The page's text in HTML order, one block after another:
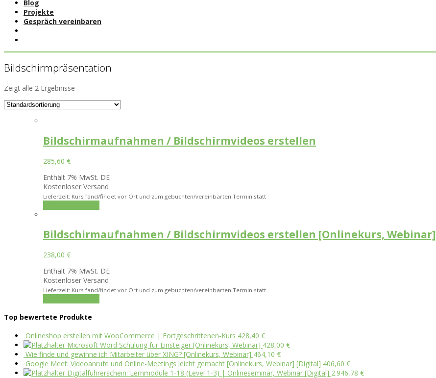
Blog
Projekte
Gespräch vereinbaren
Bildschirmpräsentation
Zeigt alle 2 Ergebnisse
Bildschirmaufnahmen / Bildschirmvideos erstellen
285,60 €
Enthält 7% MwSt. DE
Kostenloser Versand
Lieferzeit: Kurs fand/findet vor Ort und zum gebuchten/vereinbarten Termin statt
Bildschirmaufnahmen / Bildschirmvideos erstellen [Onlinekurs, Webinar]
238,00 €
Enthält 7% MwSt. DE
Kostenloser Versand
Lieferzeit: Kurs fand/findet vor Ort und zum gebuchten/vereinbarten Termin statt
Top bewertete Produkte
Onlineshop erstellen mit WooCommerce | Fortgeschrittenen-Kurs 428,40 €
Microsoft Word Schulung für Einsteiger [Onlinekurs, Webinar] 428,00 €
Wie finde und gewinne ich Mitarbeiter über XING? [Onlinekurs, Webinar] 464,10 €
Google Meet: Videoanrufe und Online-Meetings leicht gemacht [Onlinekurs, Webinar] [Digital] 406,60 €
Digitalführerschein: Lernmodule 1-18 (Level 1-3) | Onlineseminar, Webinar [Digital] 2.946,78 €